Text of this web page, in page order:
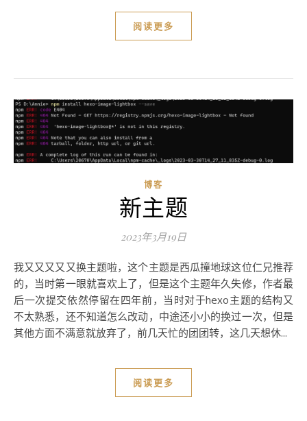
阅读更多
博客
新主题
2023年3月19日
我又又又又又换主题啦，这个主题是西瓜撞地球这位仁兄推荐
的，当时第一眼就喜欢上了，但是这个主题年久失修，作者最
后一次提交依然停留在四年前，当时对于hexo主题的结构又
不太熟悉，还不知道怎么改动，中途还小小的换过一次，但是
其他方面不满意就放弃了，前几天忙的团团转，这几天想休...
阅读更多